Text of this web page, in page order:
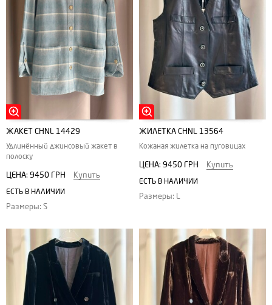
ЖАКЕТ CHNL 14429
Удлинённый джинсовый жакет в
полоску
ЦЕНА: 9450 ГРН Купить
ЕСТЬ В НАЛИЧИИ
Размеры: S
ЖИЛЕТКА CHNL 13564
Кожаная жилетка на пуговицах
ЦЕНА: 9450 ГРН Купить
ЕСТЬ В НАЛИЧИИ
Размеры: L